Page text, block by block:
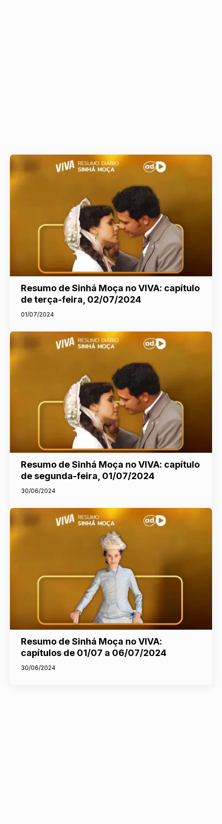
Resumo de Sinhá Moça no VIVA: capítulo
de terça-feira, 02/07/2024
01/07/2024
Resumo de Sinhá Moça no VIVA: capítulo
de segunda-feira, 01/07/2024
30/06/2024
Resumo de Sinhá Moça no VIVA:
capítulos de 01/07 a 06/07/2024
30/06/2024